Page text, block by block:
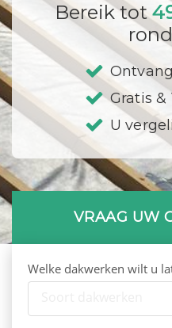
Bereik tot
Gratis
U
VRAAG UW
Welke dakwerken wilt u